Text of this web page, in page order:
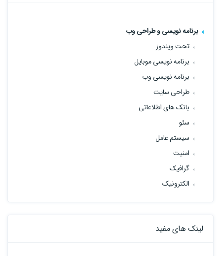
برنامه نویسی و طراحی وب
تحت ویندوز
برنامه نویسی موبایل
برنامه نویسی وب
طراحی سایت
بانک های اطلاعاتی
سئو
سیستم عامل
امنیت
گرافیک
الکترونیک
لینک های مفید